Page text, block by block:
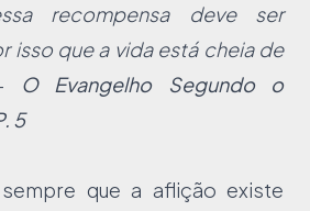
recompensa deve ser
isso que a vida está cheia de
O Evangelho Segundo o
5
que a aflição existe